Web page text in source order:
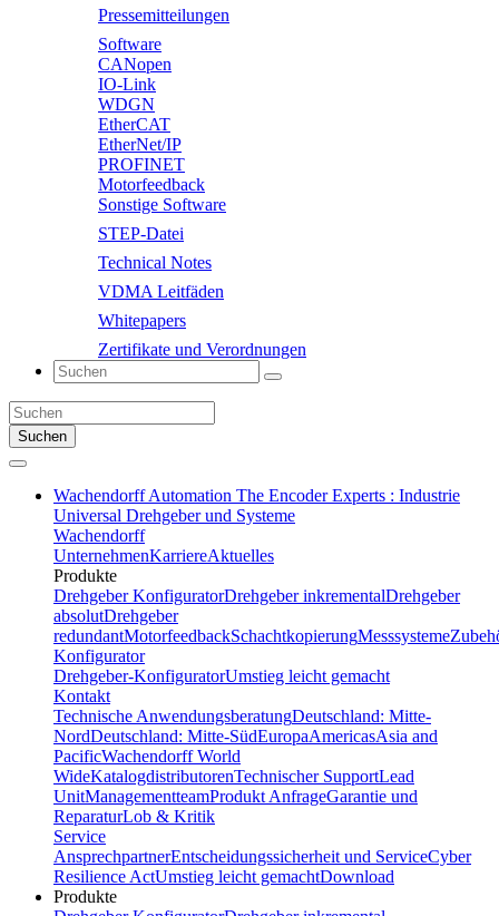
Pressemitteilungen
Software
CANopen
IO-Link
WDGN
EtherCAT
EtherNet/IP
PROFINET
Motorfeedback
Sonstige Software
STEP-Datei
Technical Notes
VDMA Leitfäden
Whitepapers
Zertifikate und Verordnungen
Suchen
Wachendorff Automation The Encoder Experts : Industrie
Universal Drehgeber und Systeme
Wachendorff
UnternehmenKarriereAktuelles
Produkte
Drehgeber KonfiguratorDrehgeber inkrementalDrehgeber
absolutDrehgeber
redundantMotorfeedbackSchachtkopierungMesssysteme
Konfigurator
Drehgeber-KonfiguratorUmstieg leicht gemacht
Kontakt
Technische AnwendungsberatungDeutschland: Mitte-
NordDeutschland: Mitte-SüdEuropaAmericasAsia and
PacificWachendorff World
WideKatalogdistributorenTechnischer SupportLead
UnitManagementteamProdukt AnfrageGarantie und
ReparaturLob & Kritik
Service
AnsprechpartnerEntscheidungssicherheit und ServiceCyber
Resilience ActUmstieg leicht gemachtDownload
Produkte